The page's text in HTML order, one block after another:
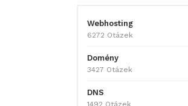
Webhosting
6272 Otázek
Domény
3427 Otázek
DNS
1492 Otázek